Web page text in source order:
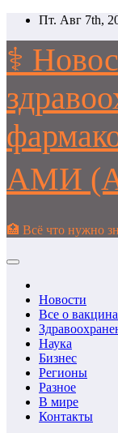
Перейти
содержимому
Пт. Авг 7th,
⚕️
АМИ
🏥 Всё что нужно
Новости
Все о
Наука
Бизнес
Регионы
Разное
В мире
Контакты